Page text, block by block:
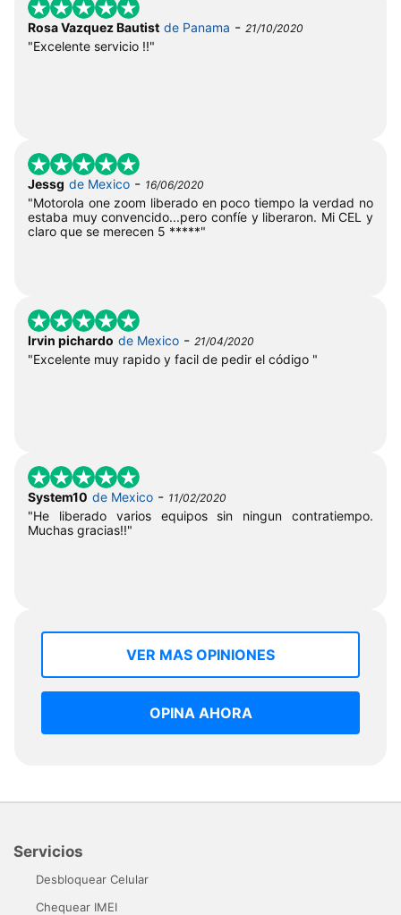
Rosa Vazquez Bautist de Panama - 21/10/2020
"Excelente servicio !!"
Jessg de Mexico - 16/06/2020
"Motorola one zoom liberado en poco tiempo la verdad no
estaba muy convencido...pero confíe y liberaron. Mi CEL y
claro que se merecen 5 *****"
Irvin pichardo de Mexico - 21/04/2020
"Excelente muy rapido y facil de pedir el código "
System10 de Mexico - 11/02/2020
"He liberado varios equipos sin ningun contratiempo.
Muchas gracias!!"
VER MAS OPINIONES
OPINA AHORA
Servicios
Desbloquear Celular
Chequear IMEI